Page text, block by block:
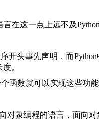
在这一点上远不及
头事先声明，而
。
函数就可以实现这些功能
对象编程的语言，面向